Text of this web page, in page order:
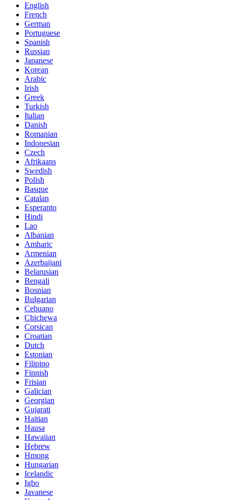
English
French
German
Portuguese
Spanish
Russian
Japanese
Korean
Arabic
Irish
Greek
Turkish
Italian
Danish
Romanian
Indonesian
Czech
Afrikaans
Swedish
Polish
Basque
Catalan
Esperanto
Hindi
Lao
Albanian
Amharic
Armenian
Azerbaijani
Belarusian
Bengali
Bosnian
Bulgarian
Cebuano
Chichewa
Corsican
Croatian
Dutch
Estonian
Filipino
Finnish
Frisian
Galician
Georgian
Gujarati
Haitian
Hausa
Hawaiian
Hebrew
Hmong
Hungarian
Icelandic
Igbo
Javanese